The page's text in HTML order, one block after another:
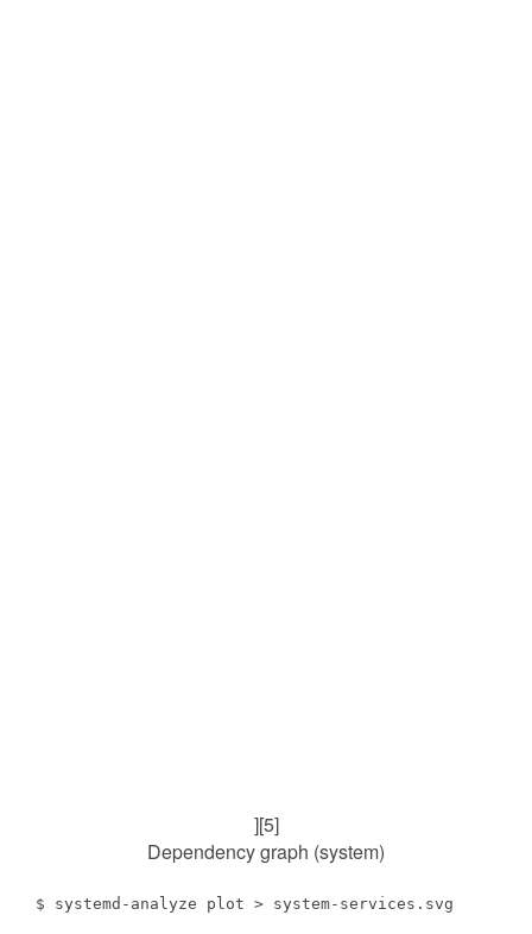
][5]
Dependency graph (system)
$ systemd-analyze plot > system-services.svg